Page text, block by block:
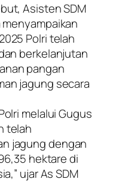
Asisten SDM
Polri telah
berkelanjutan
pangan
jagung secara
melalui Gugus
telah
jagung dengan
hektare di
ujar As SDM